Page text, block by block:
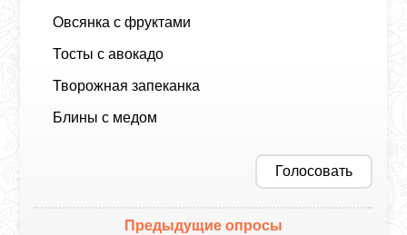
Овсянка с фруктами
Тосты с авокадо
Творожная запеканка
Блины с медом
Голосовать
Предыдущие опросы